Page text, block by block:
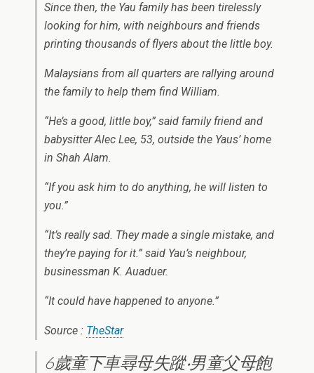
Since then, the Yau family has been tirelessly
looking for him, with neighbours and friends
printing thousands of flyers about the little boy.
Malaysians from all quarters are rallying around
the family to help them find William.
“He’s a good, little boy,” said family friend and
babysitter Alec Lee, 53, outside the Yaus’ home
in Shah Alam.
“If you ask him to do anything, he will listen to
you.”
“It’s really sad. They made a single mistake, and
they’re paying for it.” said Yau’s neighbour,
businessman K. Auaduer.
“It could have happened to anyone.”
Source : TheStar
6歲童下車尋母失蹤‧男童父母飽